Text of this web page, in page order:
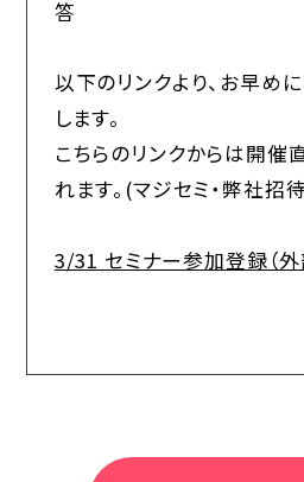
答
以下のリンクより、お早め
します。
こちらのリンクからは開催
れます。(マジセミ・弊社招
3/31 セミナー参加登録（外